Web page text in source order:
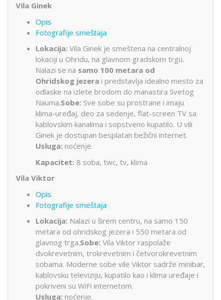
Vila Ginek
Opis
Fotografije smeštaja
Lokacija: Vila Ginek je smeštena na centralnoj
lokaciji u Ohridu, na glavnom gradskom trgu.
Nalazi se na samo 100 metara od
Ohridskog jezera i predstavlja idealno mesto za
odlaske na izlete brodom do manastira Svetog
Nauma.Sobe: Sve sobe su prostrane i imaju
klima-uređaj, deo za sedenje, flat-screen TV sa
kablovskim kanalima i sopstveno kupatilo. U vili
Ginek je dostupan besplatan bežični internet.
Usluga: noćenje.
Kapacitet: 8 soba, twc, tv, klima
Vila Viktor
Opis
Fotografije smeštaja
Lokacija: Nalazi u širem centru, na samo 150
metara od ohridskog jezera i 550 metara od
glavnog trga.Sobe: Vila Viktor raspolaže
dvokrevetnim, trokrevetnim i četvorokrevetnim
sobama. Moderne sobe vile Viktor sadrže minibar,
kablovsku televiziju, kupatilo kao i klima uređaje i
pokriveni su WiFi internetom.
Usluga: noćenje.